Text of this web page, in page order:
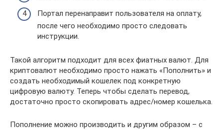
Портал перенаправит пользователя на оплату,
после чего необходимо просто следовать
инструкции.
Такой алгоритм подходит для всех фиатных валют. Для
криптовалют необходимо просто нажать «Пополнить» и
создать необходимый кошелек под конкретную
цифровую валюту. Теперь чтобы сделать перевод,
достаточно просто скопировать адрес/номер кошелька.
Пополнение можно производить и другим образом – с